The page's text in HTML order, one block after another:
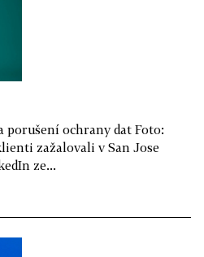
porušení ochrany dat Foto:
zažalovali v San Jose
ze...